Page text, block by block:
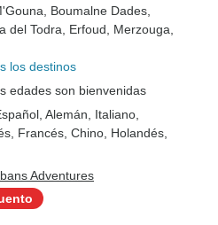
, Boumalne Dades
del Todra , Erfoud , Merzouga
los destinos
edades son bienvenidas
Alemán, Italiano,
Francés, Chino, Holandés,
Adventures